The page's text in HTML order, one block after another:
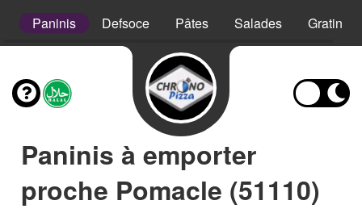
Paninis Defsoce Pâtes Salades Gratins
Paninis à emporter
proche Pomacle (51110)